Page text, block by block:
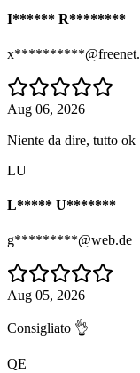
I****** R********
Aug 06, 2026
Niente da dire, tutto
LU
L***** U*******
g*********@web.de
Aug 05, 2026
Consigliato 👌
QE